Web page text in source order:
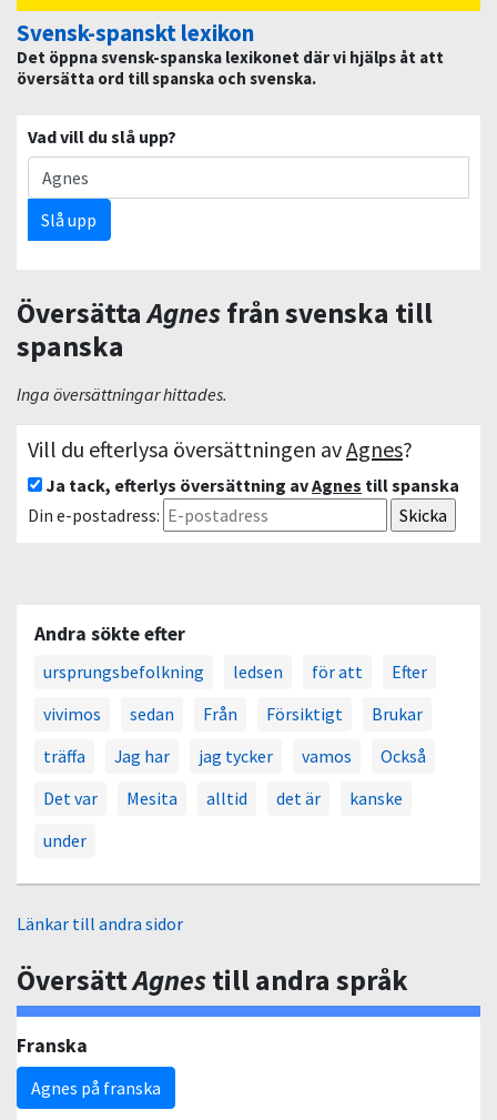
Svensk-spanskt lexikon
Det öppna svensk-spanska lexikonet där vi hjälps åt att
översätta ord till spanska och svenska.
Vad vill du slå upp?
Slå upp
ÖversättaAgnesfrån svenska till
spanska
Inga översättningar hittades.
Vill du efterlysa översättningen avAgnes?
Ja tack, efterlys översättning avAgnes till spanska
Din e-postadress:
Andra sökte efter
ursprungsbefolkning ledsen för att
Efter
vivimos
sedan Från Försiktigt
Brukar
träffa
Jag har jag tycker vamos
Också
Det var
Mesita alltid det är
kanske
under
Länkar till andra sidor
ÖversättAgnestill andra språk
Franska
Agnes på franska